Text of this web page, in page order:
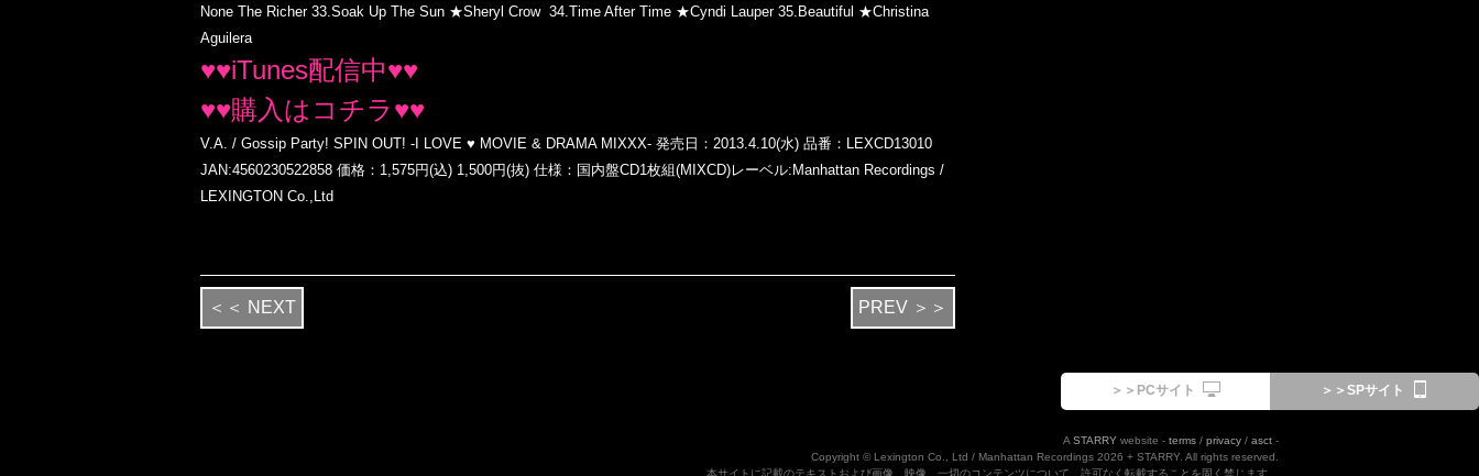
None The Richer33.Soak Up The Sun ★Sheryl Crow 34.Time After Time ★Cyndi Lauper35.Beautiful ★Christina
Aguilera
♥♥iTunes配信中♥♥
♥♥購入はコチラ♥♥
V.A. / Gossip Party! SPIN OUT! -I LOVE ♥ MOVIE & DRAMA MIXXX- 発売日：2013.4.10(水) 品番：LEXCD13010
JAN:4560230522858 価格：1,575円(込) 1,500円(抜) 仕様：国内盤CD1枚組(MIXCD)レーベル:Manhattan Recordings /
LEXINGTON Co.,Ltd
＜＜ NEXT PREV ＞＞
＞＞PCサイト ＞＞SPサイト
A STARRY website - terms / privacy / asct -
Copyright © Lexington Co., Ltd / Manhattan Recordings 2026 + STARRY. All rights reserved.
本サイトに記載のテキストおよび画像、映像、一切のコンテンツについて、許可なく転載することを固く禁じます。